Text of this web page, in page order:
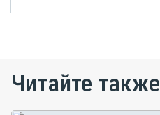
Читайте также